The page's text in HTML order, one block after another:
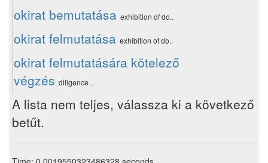
okirat bemutatása exhibition of do..
okirat felmutatása exhibition of do..
okirat felmutatására kötelező
végzés diligence ..
A lista nem teljes, válassza ki a következő
betűt.